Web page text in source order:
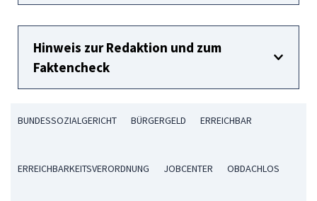
Hinweis zur Redaktion und zum
Faktencheck
BUNDESSOZIALGERICHT BÜRGERGELD ERREICHBAR
ERREICHBARKEITSVERORDNUNG JOBCENTER OBDACHLOS